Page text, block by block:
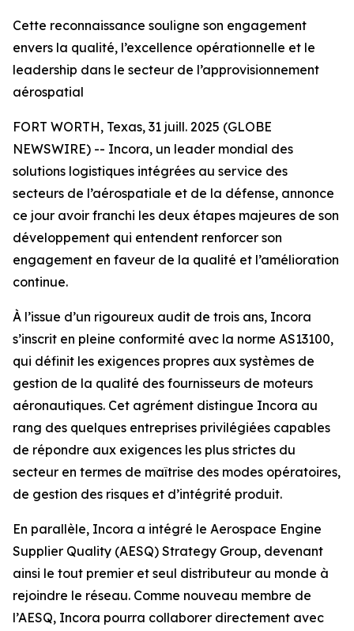
Cette reconnaissance souligne son engagement
envers la qualité, l’excellence opérationnelle et le
leadership dans le secteur de l’approvisionnement
aérospatial
FORT WORTH, Texas, 31 juill. 2025 (GLOBE
NEWSWIRE) -- Incora, un leader mondial des
solutions logistiques intégrées au service des
secteurs de l’aérospatiale et de la défense, annonce
ce jour avoir franchi les deux étapes majeures de son
développement qui entendent renforcer son
engagement en faveur de la qualité et l’amélioration
continue.
À l’issue d’un rigoureux audit de trois ans, Incora
s’inscrit en pleine conformité avec la norme AS13100,
qui définit les exigences propres aux systèmes de
gestion de la qualité des fournisseurs de moteurs
aéronautiques. Cet agrément distingue Incora au
rang des quelques entreprises privilégiées capables
de répondre aux exigences les plus strictes du
secteur en termes de maîtrise des modes opératoires,
de gestion des risques et d’intégrité produit.
En parallèle, Incora a intégré le Aerospace Engine
Supplier Quality (AESQ) Strategy Group, devenant
ainsi le tout premier et seul distributeur au monde à
rejoindre le réseau. Comme nouveau membre de
l’AESQ, Incora pourra collaborer directement avec